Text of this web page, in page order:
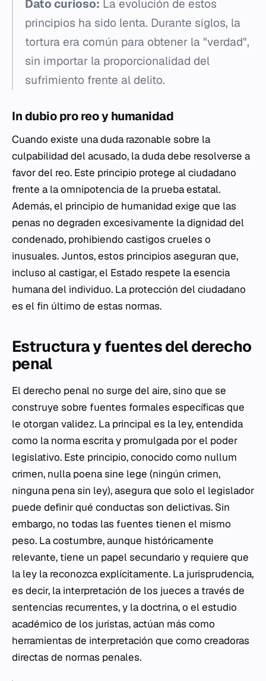
Dato curioso: La evolución de estos
principios ha sido lenta. Durante siglos, la
tortura era común para obtener la "verdad",
sin importar la proporcionalidad del
sufrimiento frente al delito.
In dubio pro reo y humanidad
Cuando existe una duda razonable sobre la
culpabilidad del acusado, la duda debe resolverse a
favor del reo. Este principio protege al ciudadano
frente a la omnipotencia de la prueba estatal.
Además, el principio de humanidad exige que las
penas no degraden excesivamente la dignidad del
condenado, prohibiendo castigos crueles o
inusuales. Juntos, estos principios aseguran que,
incluso al castigar, el Estado respete la esencia
humana del individuo. La protección del ciudadano
es el fin último de estas normas.
Estructura y fuentes del derecho
penal
El derecho penal no surge del aire, sino que se
construye sobre fuentes formales específicas que
le otorgan validez. La principal es la ley, entendida
como la norma escrita y promulgada por el poder
legislativo. Este principio, conocido como nullum
crimen, nulla poena sine lege (ningún crimen,
ninguna pena sin ley), asegura que solo el legislador
puede definir qué conductas son delictivas. Sin
embargo, no todas las fuentes tienen el mismo
peso. La costumbre, aunque históricamente
relevante, tiene un papel secundario y requiere que
la ley la reconozca explícitamente. La jurisprudencia,
es decir, la interpretación de los jueces a través de
sentencias recurrentes, y la doctrina, o el estudio
académico de los juristas, actúan más como
herramientas de interpretación que como creadoras
directas de normas penales.